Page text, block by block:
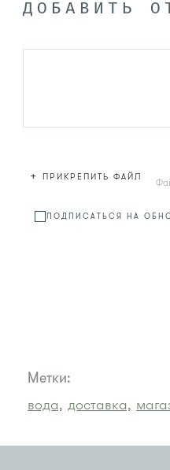
ДОБАВИТЬ
+ ПРИКРЕПИТЬ ФАЙЛ
ПОДПИСАТЬСЯ НА
Метки:
вода, доставка,